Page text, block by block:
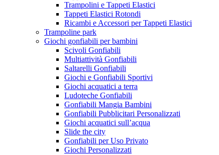
Trampolini e Tappeti Elastici
Tappeti Elastici Rotondi
Ricambi e Accessori per Tappeti Elastici
Trampoline park
Giochi gonfiabili per bambini
Scivoli Gonfiabili
Multiattività Gonfiabili
Saltarelli Gonfiabili
Giochi e Gonfiabili Sportivi
Giochi acquatici a terra
Ludoteche Gonfiabili
Gonfiabili Mangia Bambini
Gonfiabili Pubblicitari Personalizzati
Giochi acquatici sull’acqua
Slide the city
Gonfiabili per Uso Privato
Giochi Personalizzati